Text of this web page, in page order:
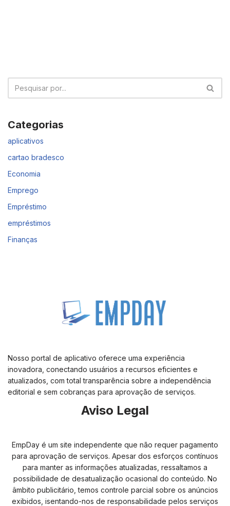
Categorias
aplicativos
cartao bradesco
Economia
Emprego
Empréstimo
empréstimos
Finanças
Nosso portal de aplicativo oferece uma experiência
inovadora, conectando usuários a recursos eficientes e
atualizados, com total transparência sobre a independência
editorial e sem cobranças para aprovação de serviços.
Aviso Legal
EmpDay é um site independente que não requer pagamento
para aprovação de serviços. Apesar dos esforços contínuos
para manter as informações atualizadas, ressaltamos a
possibilidade de desatualização ocasional do conteúdo. No
âmbito publicitário, temos controle parcial sobre os anúncios
exibidos, isentando-nos de responsabilidade pelos serviços